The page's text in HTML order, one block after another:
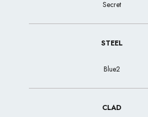
Secret
STEEL
Blue2
CLAD